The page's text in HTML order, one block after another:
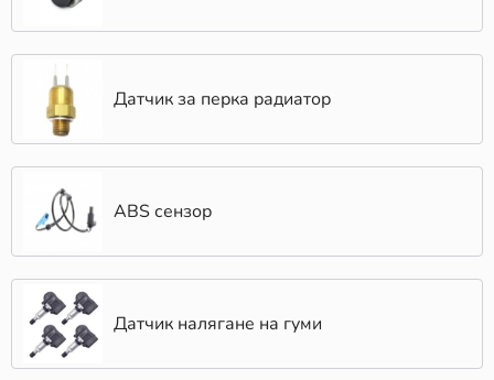
Датчик за перка радиатор
ABS сензор
Датчик налягане на гуми